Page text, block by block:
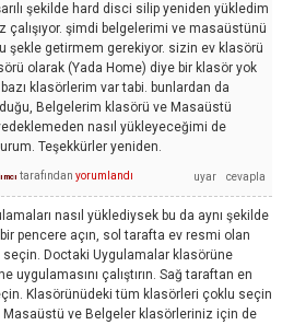
şekilde hard disci silip yeniden yükledim
şimdi belgelerimi ve masaüstünü
şekle getirmem gerekiyor. sizin ev klasörü
olarak (Yada Home) diye bir klasör yok
bazı klasörlerim var tabi. bunlardan da
Belgelerim klasörü ve Masaüstü
nasıl yükleyeceğimi de
Teşekkürler yeniden.
tarafından yorumlandı
nasıl yüklediysek bu da aynı şekilde
pencere açın, sol tarafta ev resmi olan
seçin. Doctaki Uygulamalar klasörüne
uygulamasını çalıştırın. Sağ taraftan en
Klasörünüdeki tüm klasörleri çoklu seçin
Masaüstü ve Belgeler klasörleriniz için de